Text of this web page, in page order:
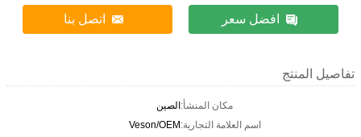
افضل سعر اتصل بنا
تفاصيل المنتج
مكان المنشأ:الصين
اسم العلامة التجارية:Veson/OEM